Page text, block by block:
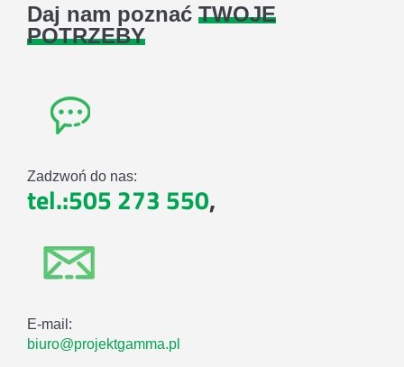
Daj nam poznać TWOJE
POTRZEBY
Zadzwoń do nas:
tel.:505 273 550,
E-mail:
biuro@projektgamma.pl